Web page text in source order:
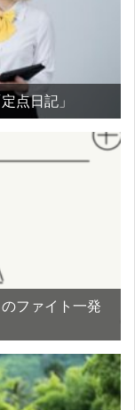
点日記」
ファイト一発